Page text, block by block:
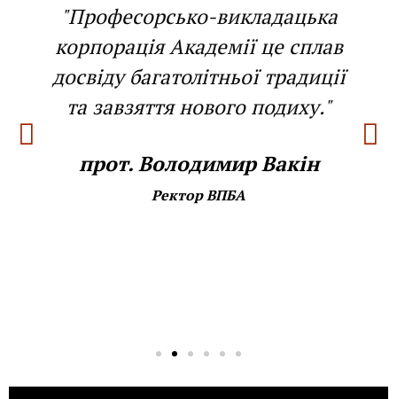
"Професорсько-викладацька
корпорація Академії це сплав
досвіду багатолітньої традиції
та завзяття нового подиху."
прот. Володимир Вакін
Ректор ВПБА